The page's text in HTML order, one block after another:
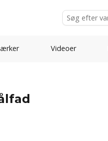
Videoer